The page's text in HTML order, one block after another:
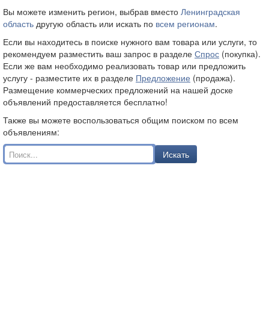
Вы можете изменить регион, выбрав вместо Ленинградская
область другую область или искать по всем регионам.
Если вы находитесь в поиске нужного вам товара или услуги, то
рекомендуем разместить ваш запрос в разделе Спрос (покупка).
Если же вам необходимо реализовать товар или предложить
услугу - разместите их в разделе Предложение (продажа).
Размещение коммерческих предложений на нашей доске
объявлений предоставляется бесплатно!
Также вы можете воспользоваться общим поиском по всем
объявлениям:
Искать